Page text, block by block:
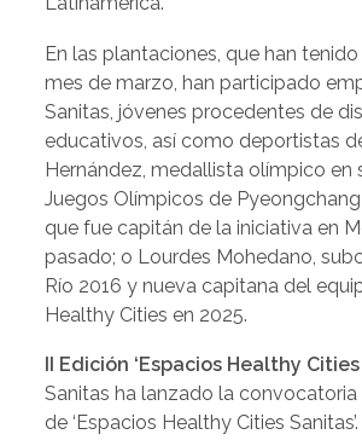
En las plantaciones, que han
mes de marzo, han participado
Sanitas, jóvenes procedentes de
educativos, así como deportistas
Hernández, medallista olímpico en
Juegos Olímpicos de Pyeongchang
que fue capitán de la iniciativa en
pasado; o Lourdes Mohedano,
Río 2016 y nueva capitana del
Healthy Cities en 2025.
II Edición ‘Espacios Healthy
Sanitas ha lanzado la
de ‘Espacios Healthy Cities